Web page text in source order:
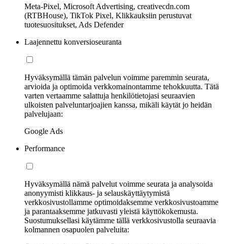
Meta-Pixel, Microsoft Advertising, creativecdn.com
(RTBHouse), TikTok Pixel, Klikkauksiin perustuvat
tuotesuositukset, Ads Defender
Laajennettu konversioseuranta
Hyväksymällä tämän palvelun voimme paremmin seurata,
arvioida ja optimoida verkkomainontamme tehokkuutta. Tätä
varten vertaamme salattuja henkilötietojasi seuraavien
ulkoisten palveluntarjoajien kanssa, mikäli käytät jo heidän
palvelujaan:
Google Ads
Performance
Hyväksymällä nämä palvelut voimme seurata ja analysoida
anonyymisti klikkaus- ja selauskäyttäytymistä
verkkosivustollamme optimoidaksemme verkkosivustoamme
ja parantaaksemme jatkuvasti yleistä käyttökokemusta.
Suostumuksellasi käytämme tällä verkkosivustolla seuraavia
kolmannen osapuolen palveluita: